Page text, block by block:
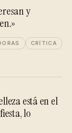
y
CRÍTICA
está en el
lo